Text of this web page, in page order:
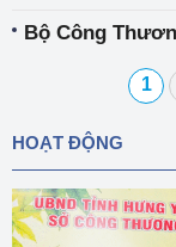
Bộ Công
1
HOẠT ĐỘNG